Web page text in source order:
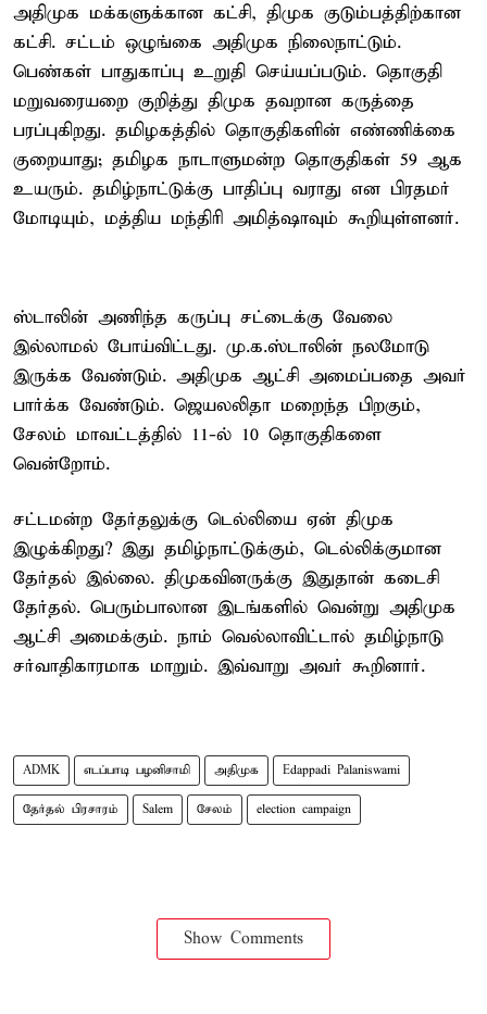
அதிமுக மக்களுக்கான கட்சி, திமுக குடும்பத்திற்கான
கட்சி. சட்டம் ஒழுங்கை அதிமுக நிலைநாட்டும்.
பெண்கள் பாதுகாப்பு உறுதி செய்யப்படும். தொகுதி
மறுவரையறை குறித்து திமுக தவறான கருத்தை
பரப்புகிறது. தமிழகத்தில் தொகுதிகளின் எண்ணிக்கை
குறையாது; தமிழக நாடாளுமன்ற தொகுதிகள் 59 ஆக
உயரும். தமிழ்நாட்டுக்கு பாதிப்பு வராது என பிரதமர்
மோடியும், மத்திய மந்திரி அமித்ஷாவும் கூறியுள்ளனர்.
ஸ்டாலின் அணிந்த கருப்பு சட்டைக்கு வேலை
இல்லாமல் போய்விட்டது. மு.க.ஸ்டாலின் நலமோடு
இருக்க வேண்டும். அதிமுக ஆட்சி அமைப்பதை அவர்
பார்க்க வேண்டும். ஜெயலலிதா மறைந்த பிறகும்,
சேலம் மாவட்டத்தில் 11-ல் 10 தொகுதிகளை
வென்றோம்.
சட்டமன்ற தேர்தலுக்கு டெல்லியை ஏன் திமுக
இழுக்கிறது? இது தமிழ்நாட்டுக்கும், டெல்லிக்குமான
தேர்தல் இல்லை. திமுகவினருக்கு இதுதான் கடைசி
தேர்தல். பெரும்பாலான இடங்களில் வென்று அதிமுக
ஆட்சி அமைக்கும். நாம் வெல்லாவிட்டால் தமிழ்நாடு
சர்வாதிகாரமாக மாறும். இவ்வாறு அவர் கூறினார்.
ADMK எடப்பாடி பழனிசாமி அதிமுக Edappadi Palaniswami
தேர்தல் பிரசாரம் Salem சேலம் election campaign
Show Comments